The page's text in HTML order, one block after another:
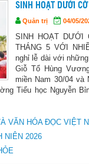
SINH HOẠT DƯỚI
Quản trị 04/05/
SINH HOẠT DƯỚI
THÁNG 5 VỚI
nghỉ lễ dài với
Giỗ Tổ Hùng
miền Nam 30/04 và
Tiểu học Nguyễn
VĂN HÓA ĐỌC VIỆT
NIÊN 2026